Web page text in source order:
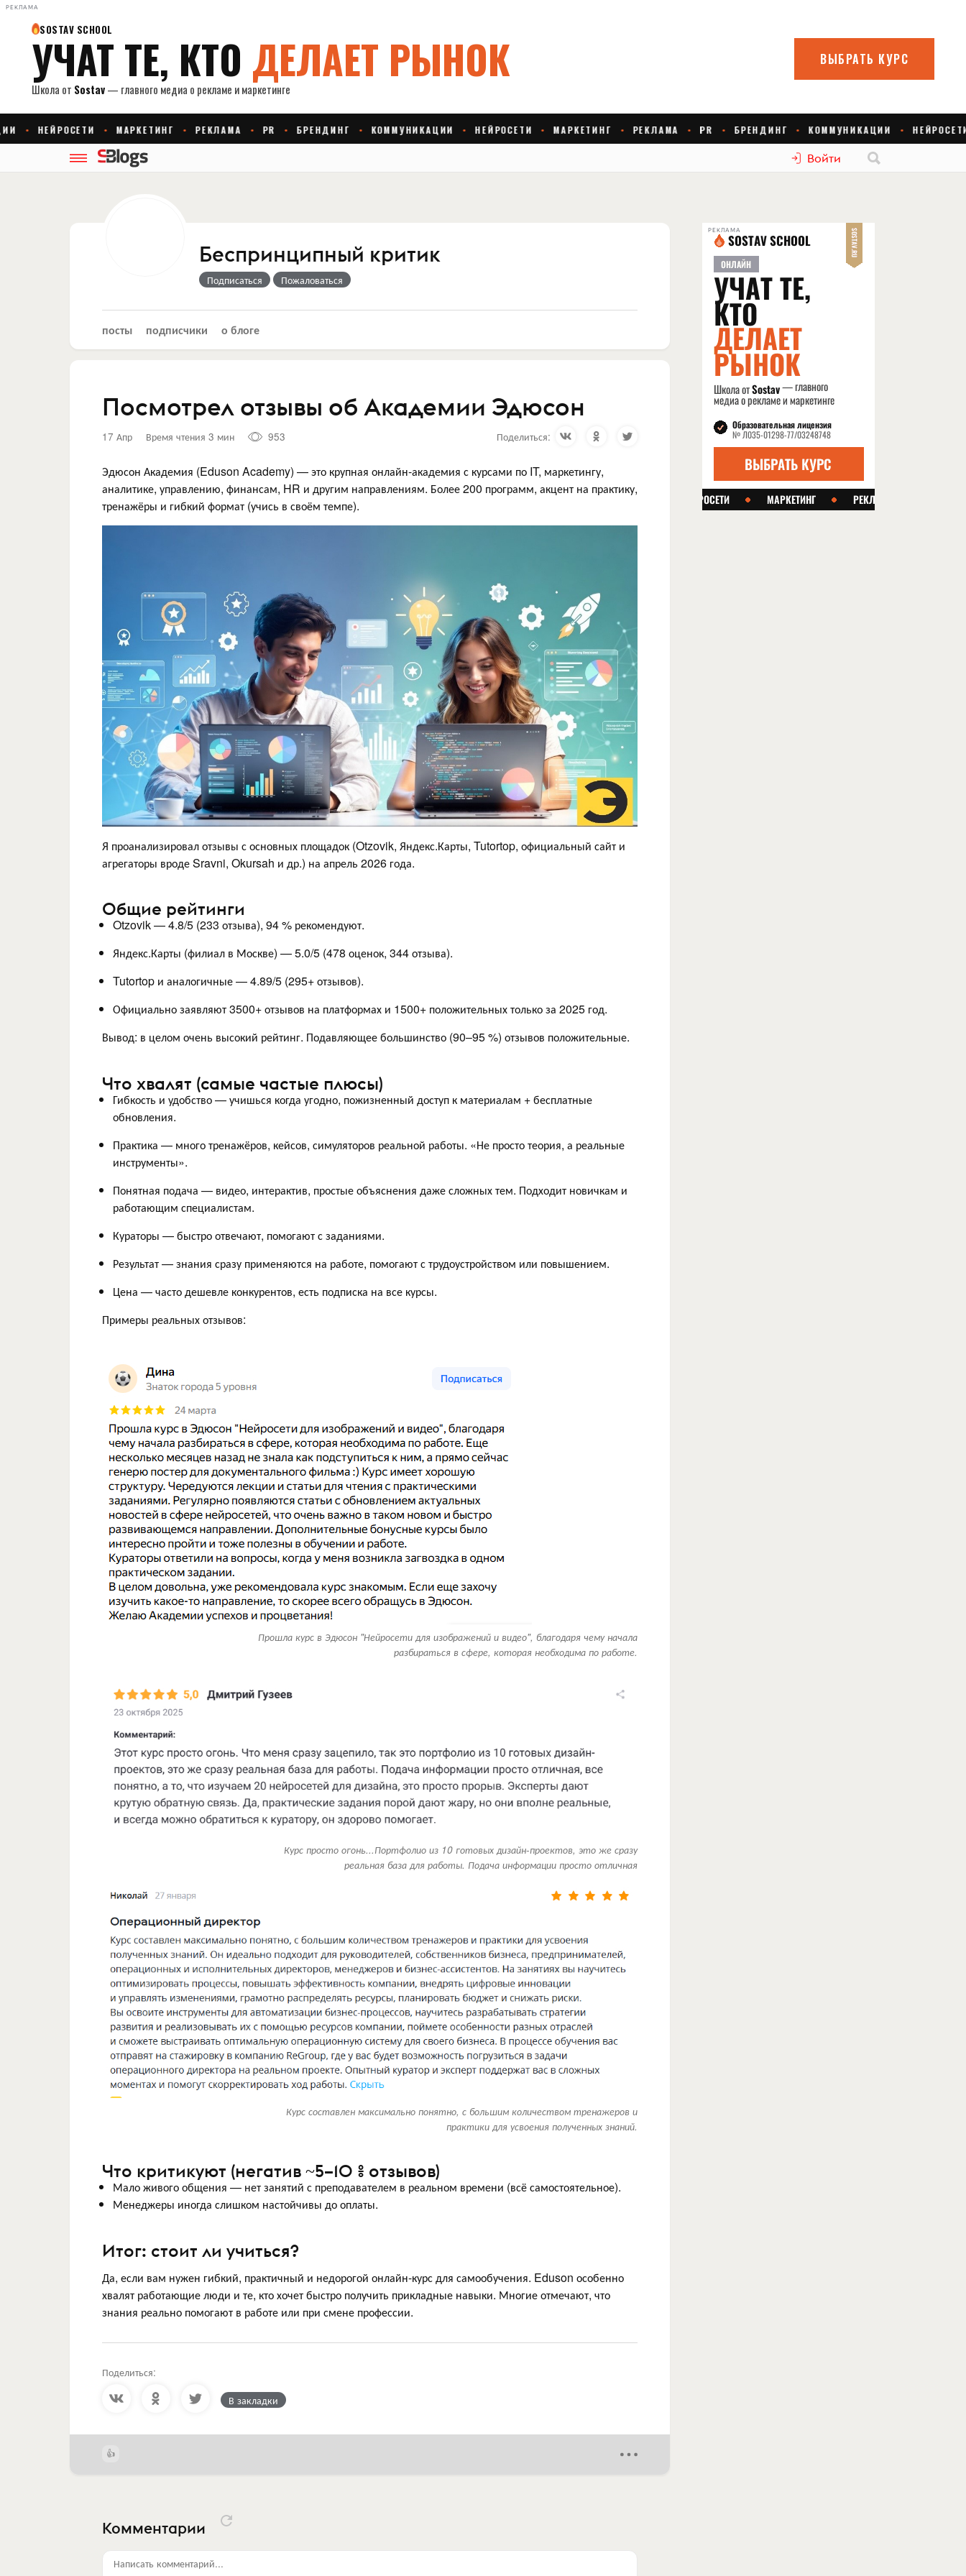
РЕКЛАМА
Войти
Беспринципный критик
Подписаться Пожаловаться
посты подписчики о блоге
Посмотрел отзывы об Академии Эдюсон
17 Апр Время чтения 3 мин 953 Поделиться:
Эдюсон Академия (Eduson Academy) — это крупная онлайн-академия с курсами по IT, маркетингу,
аналитике, управлению, финансам, HR и другим направлениям. Более 200 программ, акцент на практику,
тренажёры и гибкий формат (учись в своём темпе).
Я проанализировал отзывы с основных площадок (Otzovik, Яндекс.Карты, Tutortop, официальный сайт и
агрегаторы вроде Sravni, Okursah и др.) на апрель 2026 года.
Общие рейтинги
Otzovik — 4.8/5 (233 отзыва), 94 % рекомендуют.
Яндекс.Карты (филиал в Москве) — 5.0/5 (478 оценок, 344 отзыва).
Tutortop и аналогичные — 4.89/5 (295+ отзывов).
Официально заявляют 3500+ отзывов на платформах и 1500+ положительных только за 2025 год.
Вывод: в целом очень высокий рейтинг. Подавляющее большинство (90–95 %) отзывов положительные.
Что хвалят (самые частые плюсы)
Гибкость и удобство — учишься когда угодно, пожизненный доступ к материалам + бесплатные
обновления.
Практика — много тренажёров, кейсов, симуляторов реальной работы. «Не просто теория, а реальные
инструменты».
Понятная подача — видео, интерактив, простые объяснения даже сложных тем. Подходит новичкам и
работающим специалистам.
Кураторы — быстро отвечают, помогают с заданиями.
Результат — знания сразу применяются на работе, помогают с трудоустройством или повышением.
Цена — часто дешевле конкурентов, есть подписка на все курсы.
Примеры реальных отзывов:
Прошла курс в Эдюсон "Нейросети для изображений и видео", благодаря чему начала
разбираться в сфере, которая необходима по работе.
Курс просто огонь...Портфолио из 10 готовых дизайн-проектов, это же сразу
реальная база для работы. Подача информации просто отличная
Курс составлен максимально понятно, с большим количеством тренажеров и
практики для усвоения полученных знаний.
Что критикуют (негатив ~5–10 % отзывов)
Мало живого общения — нет занятий с преподавателем в реальном времени (всё самостоятельное).
Менеджеры иногда слишком настойчивы до оплаты.
Итог: стоит ли учиться?
Да, если вам нужен гибкий, практичный и недорогой онлайн-курс для самообучения. Eduson особенно
хвалят работающие люди и те, кто хочет быстро получить прикладные навыки. Многие отмечают, что
знания реально помогают в работе или при смене профессии.
Поделиться:
В закладки
Комментарии
Написать комментарий...
РЕКЛАМА